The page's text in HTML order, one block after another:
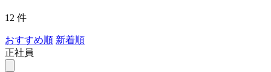
12 件
おすすめ順 新着順
正社員